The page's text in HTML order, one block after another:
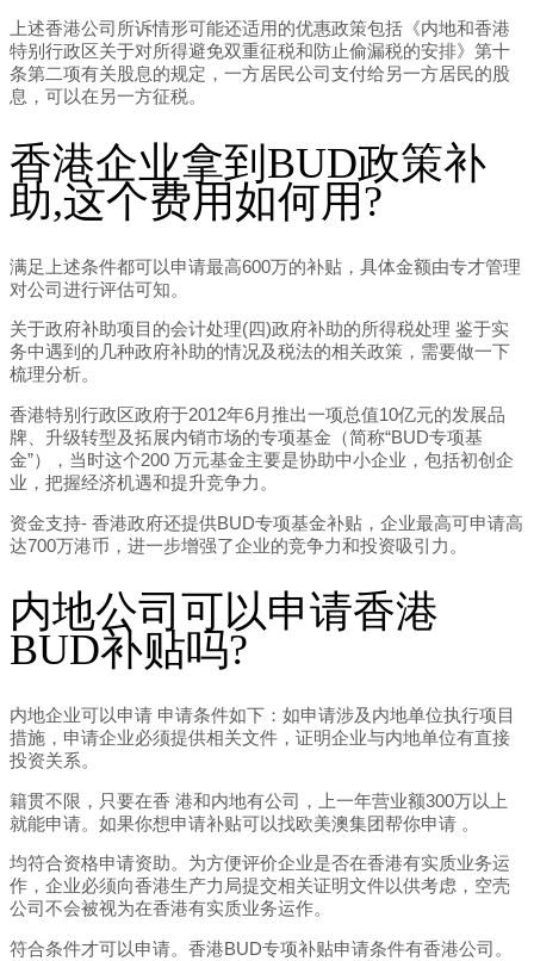
上述香港公司所诉情形可能还适用的优惠政策包括《内地和香港
特别行政区关于对所得避免双重征税和防止偷漏税的安排》第十
条第二项有关股息的规定，一方居民公司支付给另一方居民的股
息，可以在另一方征税。
香港企业拿到BUD政策补
助,这个费用如何用?
满足上述条件都可以申请最高600万的补贴，具体金额由专才管理
对公司进行评估可知。
关于政府补助项目的会计处理(四)政府补助的所得税处理 鉴于实
务中遇到的几种政府补助的情况及税法的相关政策，需要做一下
梳理分析。
香港特别行政区政府于2012年6月推出一项总值10亿元的发展品
牌、升级转型及拓展内销市场的专项基金（简称“BUD专项基
金”），当时这个200 万元基金主要是协助中小企业，包括初创企
业，把握经济机遇和提升竞争力。
资金支持- 香港政府还提供BUD专项基金补贴，企业最高可申请高
达700万港币，进一步增强了企业的竞争力和投资吸引力。
内地公司可以申请香港
BUD补贴吗?
内地企业可以申请 申请条件如下：如申请涉及内地单位执行项目
措施，申请企业必须提供相关文件，证明企业与内地单位有直接
投资关系。
籍贯不限，只要在香 港和内地有公司，上一年营业额300万以上
就能申请。如果你想申请补贴可以找欧美澳集团帮你申请 。
均符合资格申请资助。为方便评价企业是否在香港有实质业务运
作，企业必须向香港生产力局提交相关证明文件以供考虑，空壳
公司不会被视为在香港有实质业务运作。
符合条件才可以申请。香港BUD专项补贴申请条件有香港公司。